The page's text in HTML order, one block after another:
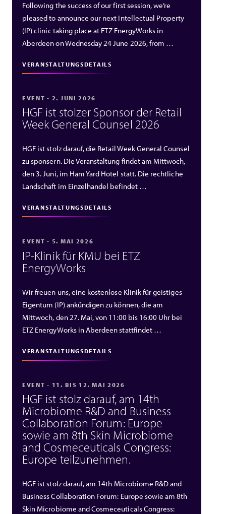
Following the success of our first session, we’re
pleased to announce our next Intellectual Property
(IP) clinic taking place at ETZ EnergyWorks in
Aberdeen on Wednesday 24 June 2026, from …
VERANSTALTUNGSDETAILS
EVENT - 2. JUNI 2026
HGF ist stolzer Sponsor der Retail
Week General Counsel 2026
HGF ist stolz darauf, die Retail Week General Counsel
zu sponsern. Die Veranstaltung findet am Mittwoch,
den 3. Juni, im Ham Yard Hotel statt. Die rechtliche
Landschaft im Einzelhandel befindet …
VERANSTALTUNGSDETAILS
EVENT - 5. MAI 2026
IP‑Klinik für KMU bei ETZ
EnergyWorks
Wir freuen uns, eine kostenlose Klinik für geistiges
Eigentum (IP) ankündigen zu können, die am
Mittwoch, den 27. Mai, von 11:00 bis 16:00 Uhr bei
ETZ EnergyWorks in Aberdeen stattfindet …
VERANSTALTUNGSDETAILS
EVENT - 11. BIS 12. MAI 2026
HGF ist stolz darauf, am 14th
Microbiome R&D and Business
Collaboration Forum: Europe
sowie am 8th Skin Microbiome
and Cosmeceuticals Congress:
Europe teilzunehmen.
HGF ist stolz darauf, am 14th Microbiome R&D and
Business Collaboration Forum: Europe sowie am 8th
Skin Microbiome and Cosmeceuticals Congress: